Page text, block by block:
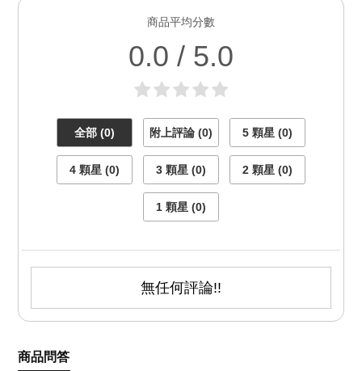
商品平均分數
0.0 / 5.0
全部 (0) 附上評論 (0) 5 顆星 (0)
4 顆星 (0) 3 顆星 (0) 2 顆星 (0)
1 顆星 (0)
無任何評論!!
商品問答